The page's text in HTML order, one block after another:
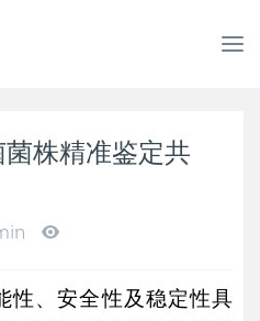
T
菌株精准鉴定共
性、安全性及稳定性具